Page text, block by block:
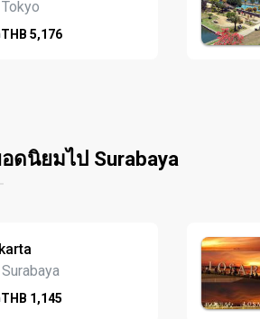
THB 5,176
ดนิยมไป Surabaya
THB 1,145